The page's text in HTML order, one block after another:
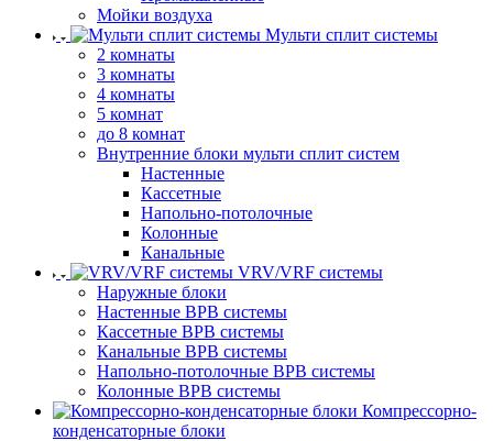
Мойки воздуха
Мульти сплит системы
2 комнаты
3 комнаты
4 комнаты
5 комнат
до 8 комнат
Внутренние блоки мульти сплит систем
Настенные
Кассетные
Напольно-потолочные
Колонные
Канальные
VRV/VRF системы
Наружные блоки
Настенные ВРВ системы
Кассетные ВРВ системы
Канальные ВРВ системы
Напольно-потолочные ВРВ системы
Колонные ВРВ системы
Компрессорно-
конденсаторные блоки